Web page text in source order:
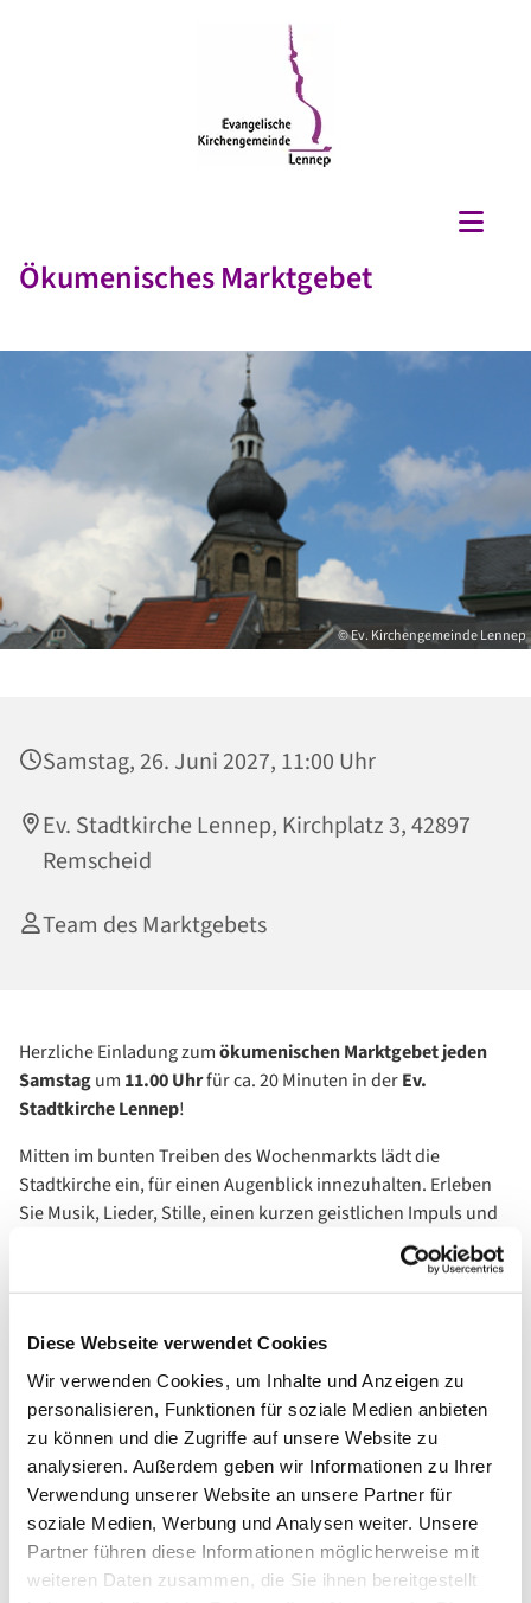
Diese Webseite verwendet Cookies
Wir verwenden Cookies, um Inhalte und Anzeigen zu
personalisieren, Funktionen für soziale Medien anbieten
zu können und die Zugriffe auf unsere Website zu
analysieren. Außerdem geben wir Informationen zu Ihrer
Verwendung unserer Website an unsere Partner für
soziale Medien, Werbung und Analysen weiter. Unsere
Partner führen diese Informationen möglicherweise mit
weiteren Daten zusammen, die Sie ihnen bereitgestellt
Ökumenisches Marktgebet
© Ev. Kirchengemeinde Lennep
Samstag, 26. Juni 2027, 11:00 Uhr
Ev. Stadtkirche Lennep, Kirchplatz 3, 42897
Remscheid
Team des Marktgebets
Herzliche Einladung zumökumenischenMarktgebetjeden
Samstagum 11.00 Uhrfür ca. 20 Minuten in derEv.
Stadtkirche Lennep!
Mitten im bunten Treiben des Wochenmarkts lädt die
Stadtkirche ein, für einen Augenblick innezuhalten. Erleben
Sie Musik, Lieder, Stille, einen kurzen geistlichen Impuls und
Offen für alle – unabhängig von Konfession oder Glauben. Ob
Das Team des Marktgebets bereitet jede Woche mit Liebe und
Sorgfalt den geistlichen Impuls vor und bedankt sich schon
jetzt für Ihr Kommen, Ihre Offenheit und freut sich auf Sie.